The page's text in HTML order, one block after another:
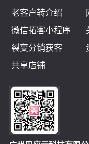
老客户转介绍
微信拓客小程序
裂变分销获客
共享店铺